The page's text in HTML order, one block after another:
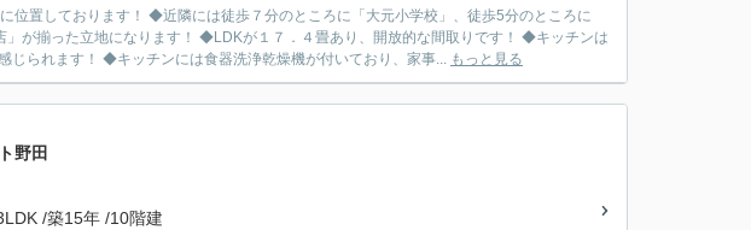
位置しております！ ◆近隣には徒歩７分のところに「大元小学校」、徒歩5分のところに
」が揃った立地になります！ ◆LDKが１７．４畳あり、開放的な間取りです！ ◆キッチンは
じられます！ ◆キッチンには食器洗浄乾燥機が付いており、家事... もっと見る
野田
/築15年 /10階建